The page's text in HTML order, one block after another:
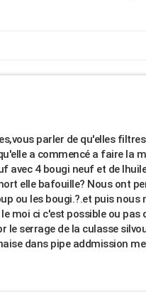
parler de qu'elles
a commencé a faire la
avec 4 bougi neuf et de
elle bafouille? Nous ont
ou les bougi.?.et puis nous
moi ci c'est possible ou pas
le serrage de la culasse
dans pipe addmission